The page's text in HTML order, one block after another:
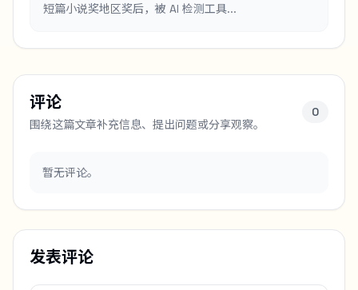
短篇小说奖地区奖后，被 AI 检测工具...
评论
围绕这篇文章补充信息、提出问题或分享观察。
0
暂无评论。
发表评论